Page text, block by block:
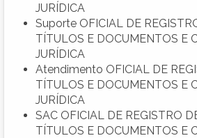
JURÍDICA
Suporte OFICIAL DE
TÍTULOS E DOCUMENTOS E
JURÍDICA
Atendimento OFICIAL DE
TÍTULOS E DOCUMENTOS E
JURÍDICA
SAC OFICIAL DE REGISTRO
TÍTULOS E DOCUMENTOS E